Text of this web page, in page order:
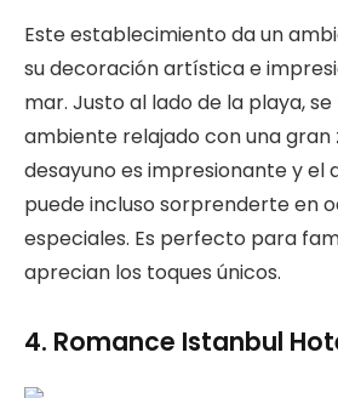
Este establecimiento da un
su decoración artística e
mar. Justo al lado de la playa,
ambiente relajado con una gran
desayuno es impresionante y el
puede incluso sorprenderte en
especiales. Es perfecto para
aprecian los toques únicos.
4. Romance Istanbul